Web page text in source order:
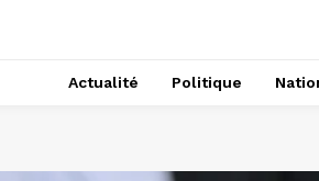
Actualité Politique